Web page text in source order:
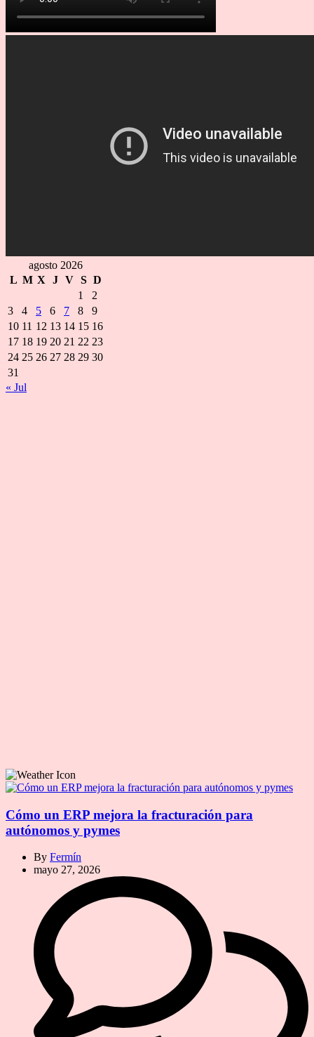
agosto 2026
L M X J V S D
1
2
3
4 5 6 7 8
9
10 11 12 13 14 15 16
17 18 19 20 21 22 23
24 25 26 27 28 29 30
31
« Jul
Cómo un ERP mejora la fracturación para
autónomos y pymes
By Fermín
mayo 27, 2026